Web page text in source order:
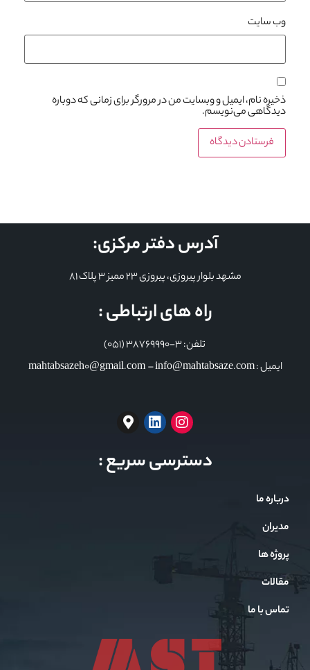
وب‌ سایت
ذخیره نام، ایمیل و وبسایت من در مرورگر برای زمانی که دوباره
دیدگاهی می‌نویسم.
آدرس دفتر مرکزی:
مشهد بلوار پیروزی، پیروزی 23 ممیز 3 پلاک 81
راه های ارتباطی :
تلفن: 3-38769990 (051)
ایمیل : mahtabsazeh0@gmail.com – info@mahtabsaze.com
دسترسی سریع :
درباره ما
مدیران
پروژه ها
مقالات
تماس با ما